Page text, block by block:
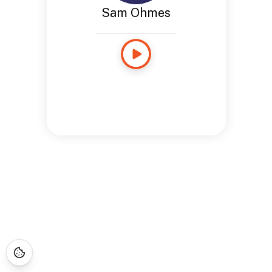
Sam Ohmes